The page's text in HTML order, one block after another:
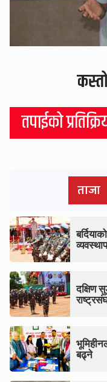
तपाईको
ताजा
दक्षिण
बढ्ने